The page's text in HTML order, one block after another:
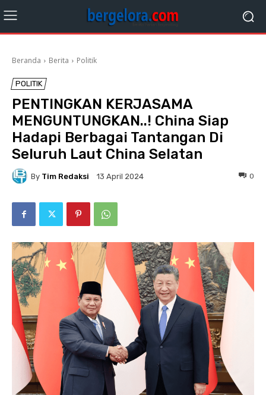
Beranda Berita Politik
POLITIK
PENTINGKAN KERJASAMA
MENGUNTUNGKAN..! China Siap
Hadapi Berbagai Tantangan Di
Seluruh Laut China Selatan
By Tim Redaksi 13 April 2024 0